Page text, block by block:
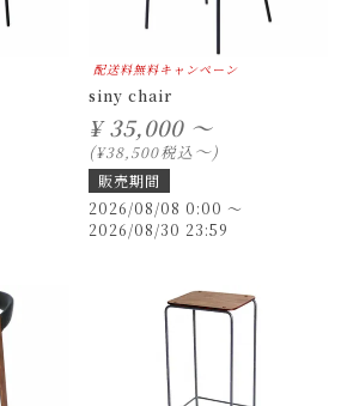
配送料無料キャンペーン
siny chair
¥ 35,000 ～
¥38,500税込〜
販売期間
2026/08/08 0:00 〜
2026/08/30 23:59